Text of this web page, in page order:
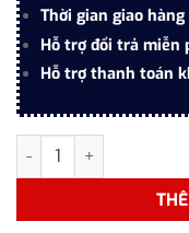
Thời gian giao
Hỗ trợ đổi trả miễn
Hỗ trợ thanh toán
Bộ set quà bút ký